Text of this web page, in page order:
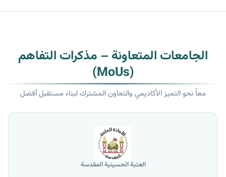
الجامعات المتعاونة – مذكرات التفاهم
(MoUs)
معاً نحو التميز الأكاديمي والتعاون المشترك لبناء مستقبل أفضل
العتبة الحسينية المقدسة